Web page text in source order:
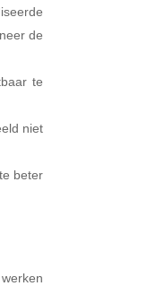
de
te
niet
beter